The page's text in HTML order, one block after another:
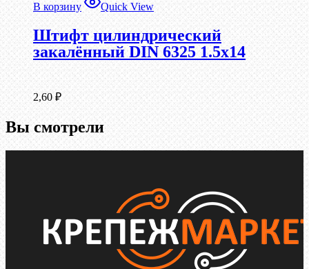
В корзину Quick View
Штифт цилиндрический
закалённый DIN 6325 1.5х14
2,60 ₽
Вы смотрели